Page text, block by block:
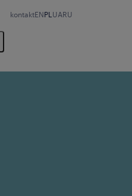
kontaktENPL UARU